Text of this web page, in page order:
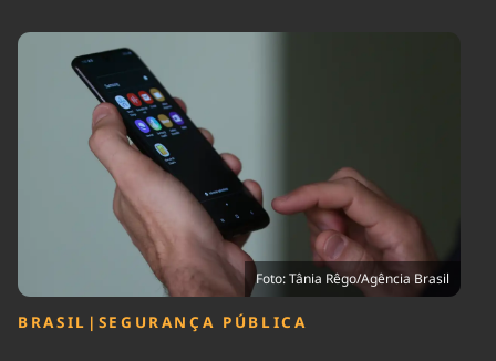
Agronegócios
Brasil Mineral
Cultura
Economia
Educação
Infraestrutura
Internacional
Tempo
Foto: Tânia Rêgo/Agência Brasil
BRASIL | SEGURANÇA PÚBLICA